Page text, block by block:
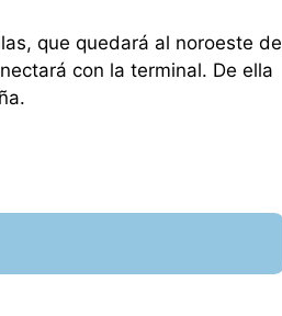
que quedará al noroeste de
con la terminal. De ella